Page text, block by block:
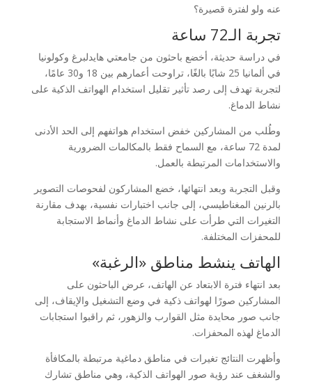
عنه ولو لفترة قصيرة؟
تجربة الـ72 ساعة
في دراسة حديثة، أخضع باحثون من جامعتي هايدلبرغ وكولونيا
في ألمانيا 25 شابًا بالغًا، تراوحت أعمارهم بين 18 و30 عامًا،
لتجربة تهدف إلى رصد تأثير تقليل استخدام الهواتف الذكية على
نشاط الدماغ.
وطُلب من المشاركين خفض استخدام هواتفهم إلى الحد الأدنى
لمدة 72 ساعة، مع السماح فقط بالمكالمات الضرورية
والاستخدامات المرتبطة بالعمل.
وقبل التجربة وبعد انتهائها، خضع المشاركون لفحوصات التصوير
بالرنين المغناطيسي، إلى جانب اختبارات نفسية، بهدف مقارنة
التغيرات التي طرأت على نشاط الدماغ وأنماط الاستجابة
للمحفزات المختلفة.
الهاتف ينشط مناطق «الرغبة»
بعد انتهاء فترة الابتعاد عن الهاتف، عرض الباحثون على
المشاركين صورًا لهواتف ذكية في وضع التشغيل والإيقاف، إلى
جانب صور محايدة مثل القوارب والزهور، ثم راقبوا استجابات
الدماغ لهذه المحفزات.
وأظهرت النتائج تغيرات في مناطق دماغية مرتبطة بالمكافأة
والشغف عند رؤية صور الهواتف الذكية، وهي مناطق تشارك